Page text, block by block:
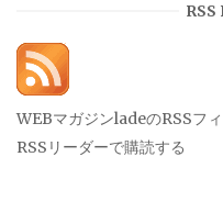
RSS
WEBマガジンladeのRSSフ
RSSリーダーで購読する